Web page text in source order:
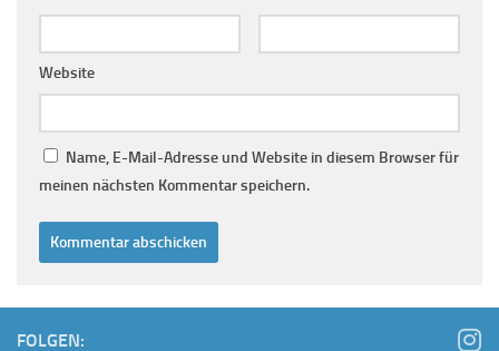
Website
Name, E-Mail-Adresse und Website in diesem Browser für
meinen nächsten Kommentar speichern.
FOLGEN: